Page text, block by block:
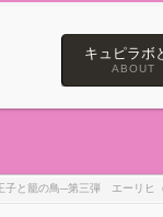
キュピラボ
ABOUT
子と籠の鳥─第三弾 エーリヒ